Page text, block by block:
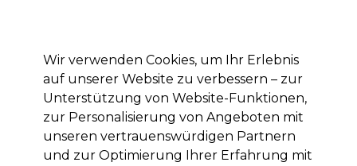
Anmelden
Marken Deals Haare Elektrogeräte Saloneinrichtung
Lieferung und Lieferzeiten
– mehr erfahren
Marken UNITE Hair BOING™ Curl System
Wir verwenden Cookies, um Ihr Erlebnis
auf unserer Website zu verbessern – zur
Unterstützung von Website-Funktionen,
zur Personalisierung von Angeboten mit
unseren vertrauenswürdigen Partnern
und zur Optimierung Ihrer Erfahrung mit